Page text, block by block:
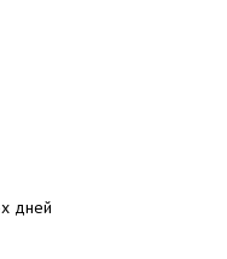
дней